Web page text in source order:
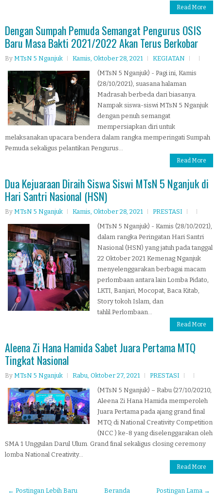
Read More
Dengan Sumpah Pemuda Semangat Pengurus OSIS
Baru Masa Bakti 2021/2022 Akan Terus Berkobar
By MTsN 5 Nganjuk Kamis, Oktober 28, 2021
KEGIATAN
(MTsN 5 Nganjuk) - Pagi ini, Kamis
(28/10/2021), suasana halaman
Madrasah berbeda dari biasanya.
Nampak siswa-siswi MTsN 5 Nganjuk
dengan penuh semangat
mempersiapkan diri untuk
melaksanakan upacara bendera dalam rangka memperingati Sumpah
Pemuda sekaligus pelantikan Pengurus...
Read More
Dua Kejuaraan Diraih Siswa Siswi MTsN 5 Nganjuk di
Hari Santri Nasional (HSN)
By MTsN 5 Nganjuk Kamis, Oktober 28, 2021
PRESTASI
(MTsN 5 Nganjuk) - Kamis (28/10/2021),
dalam rangka Peringatan Hari Santri
Nasional (HSN) yang jatuh pada tanggal
22 Oktober 2021 Kemenag Nganjuk
menyelenggarakan berbagai macam
perlombaan antara lain Lomba Pidato,
LKTI, Banjari, Mocopat, Baca Kitab,
Story tokoh Islam, dan
tahlil.Perlombaan...
Read More
Aleena Zi Hana Hamida Sabet Juara Pertama MTQ
Tingkat Nasional
By MTsN 5 Nganjuk Rabu, Oktober 27, 2021
PRESTASI
(MTsN 5 Nganjuk) – Rabu (27/10/20210,
Aleena Zi Hana Hamida memperoleh
Juara Pertama pada ajang grand final
MTQ di National Creativity Competition
(NCC ) ke-8 yang diselenggarakan oleh
SMA 1 Unggulan Darul Ulum. Grand final sekaligus closing ceremony
lomba National Creativity...
Read More
← Postingan Lebih Baru Postingan Lama →
Beranda